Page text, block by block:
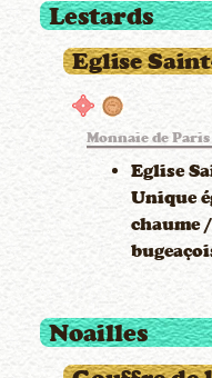
Lestards
Eglise
Monnaie de Paris
Eglise
Unique
chaume
Noailles